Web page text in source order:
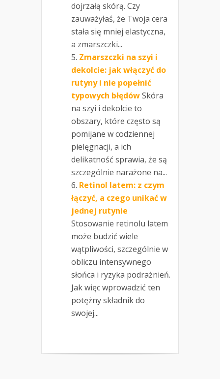
dojrzałą skórą. Czy
zauważyłaś, że Twoja cera
stała się mniej elastyczna,
a zmarszczki...
Zmarszczki na szyi i
dekolcie: jak włączyć do
rutyny i nie popełnić
typowych błędówSkóra
na szyi i dekolcie to
obszary, które często są
pomijane w codziennej
pielęgnacji, a ich
delikatność sprawia, że są
szczególnie narażone na...
Retinol latem: z czym
łączyć, a czego unikać w
jednej rutynie
Stosowanie retinolu latem
może budzić wiele
wątpliwości, szczególnie w
obliczu intensywnego
słońca i ryzyka podrażnień.
Jak więc wprowadzić ten
potężny składnik do
swojej...